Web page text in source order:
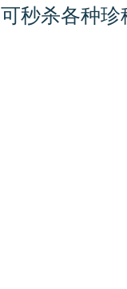
可秒杀各种珍